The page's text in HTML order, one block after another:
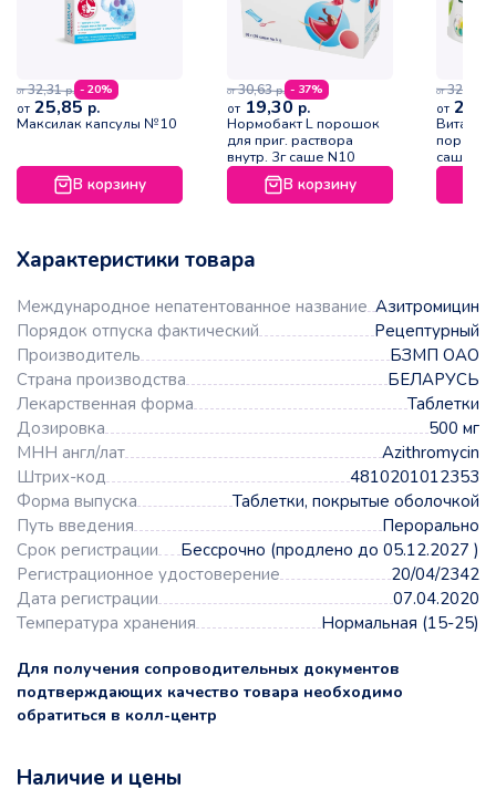
от 32,31р. - 20%
от 25,85 р.
Максилак капсулы №10
В корзину
от 30,63р. - 37%
от 19,30 р.
Нормобакт L порошок
для приг. раствора
внутр. 3г саше N10
В корзину
от 32,18
от
пор по
саше в
Характеристики товара
Международное непатентованное название Азитромицин
Порядок отпуска фактический
Рецептурный
Производитель
БЗМП ОАО
Страна производства
БЕЛАРУСЬ
Лекарственная форма
Таблетки
Дозировка
500 мг
МНН англ/лат
Azithromycin
Штрих-код
4810201012353
Форма выпуска
Таблетки, покрытые оболочкой
Путь введения
Перорально
Срок регистрации
Бессрочно (продлено до 05.12.2027 )
Регистрационное удостоверение
20/04/2342
Дата регистрации
07.04.2020
Температура хранения
Нормальная (15-25)
Для получения сопроводительных документов
подтверждающих качество товара необходимо
обратиться в колл-центр
Наличие и цены